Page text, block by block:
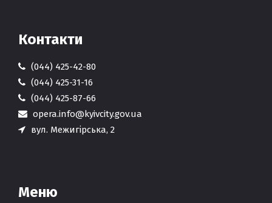
Контакти
(044) 425-42-80
(044) 425-31-16
(044) 425-87-66
opera.info@kyivcity.gov.ua
вул. Межигірська, 2
Меню